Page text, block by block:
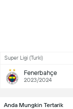
Super Ligi (Turki)
Fenerbahçe
2023/2024
Anda Mungkin Tertarik